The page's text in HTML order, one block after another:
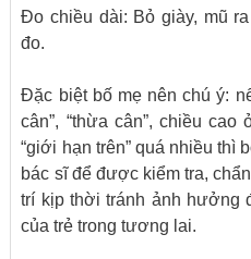
Đo chiều dài: Bỏ giày, mũ
đo.
Đặc biệt bố mẹ nên chú ý:
cân”, “thừa cân”, chiều
“giới hạn trên” quá nhiều thì
bác sĩ để được kiểm tra,
trí kịp thời tránh ảnh hưởng
của trẻ trong tương lai.